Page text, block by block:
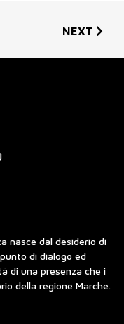
NEXT
nasce dal desiderio di
di dialogo ed
di una presenza che i
della regione Marche.